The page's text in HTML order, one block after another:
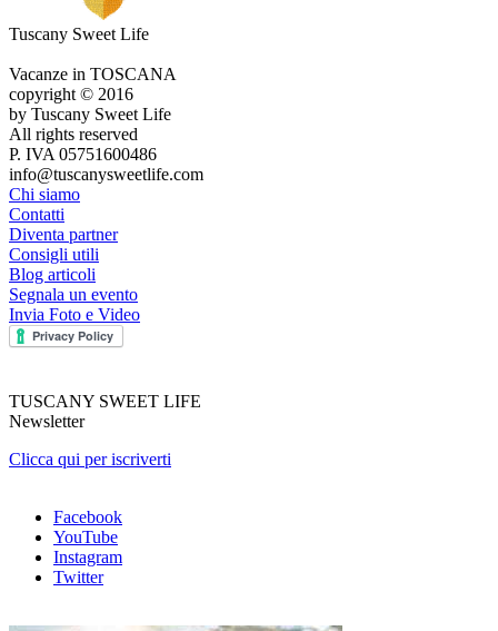
Tuscany Sweet Life
Vacanze in TOSCANA
copyright © 2016
by Tuscany Sweet Life
All rights reserved
P. IVA 05751600486
info@tuscanysweetlife.com
Chi siamo
Contatti
Diventa partner
Consigli utili
Blog articoli
Segnala un evento
Invia Foto e Video
TUSCANY SWEET LIFE
Newsletter
Clicca qui per iscriverti
Facebook
YouTube
Instagram
Twitter